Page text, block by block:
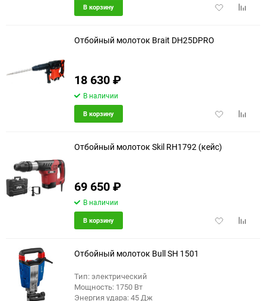
Добавить
В корзину
еще 2 фото
Отбойный молоток Brait DH25DPRO
18 630₽
В наличии
Добавить
В корзину
еще 3 фото
Отбойный молоток Skil RH1792 (кейс)
69 650₽
В наличии
Добавить
В корзину
Отбойный молоток Bull SH 1501
Тип: электрический
Мощность: 1750 Вт
Энергия удара: 45 Дж